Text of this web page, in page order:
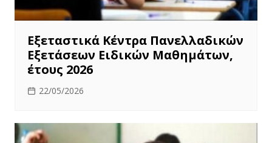
Εξεταστικά Κέντρα Πανελλαδικών
Εξετάσεων Ειδικών Μαθημάτων,
έτους 2026
22/05/2026